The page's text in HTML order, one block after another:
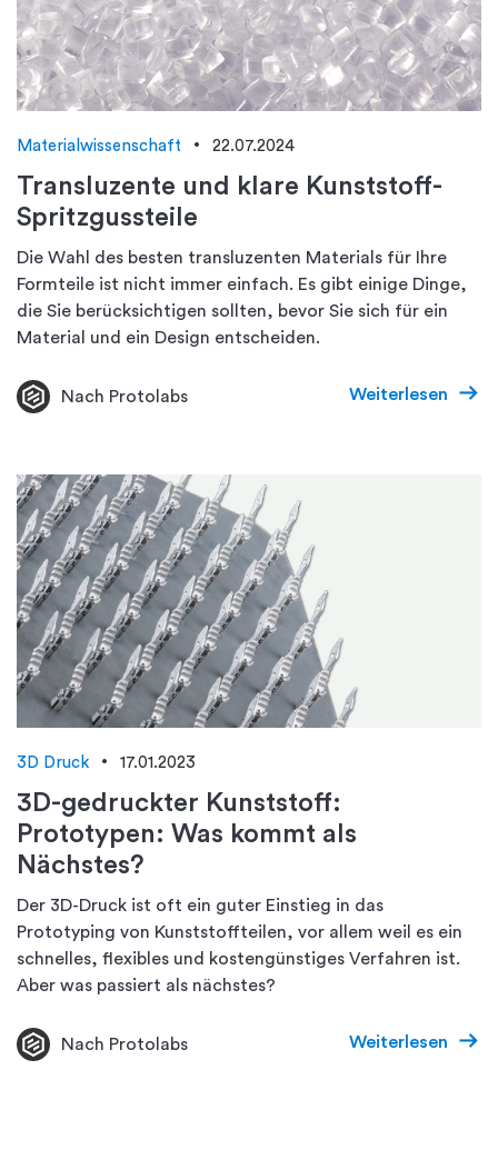
Materialwissenschaft 22.07.2024
Transluzente und klare Kunststoff-
Spritzgussteile
Die Wahl des besten transluzenten Materials für Ihre
Formteile ist nicht immer einfach. Es gibt einige Dinge,
die Sie berücksichtigen sollten, bevor Sie sich für ein
Material und ein Design entscheiden.
Nach Protolabs Weiterlesen
3D Druck 17.01.2023
3D-gedruckter Kunststoff:
Prototypen: Was kommt als
Nächstes?
Der 3D-Druck ist oft ein guter Einstieg in das
Prototyping von Kunststoffteilen, vor allem weil es ein
schnelles, flexibles und kostengünstiges Verfahren ist.
Aber was passiert als nächstes?
Nach Protolabs Weiterlesen